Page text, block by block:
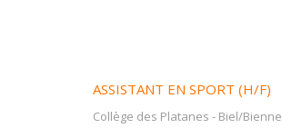
ASSISTANT EN SPORT (H/F)
Collège des Platanes - Biel/Bienne